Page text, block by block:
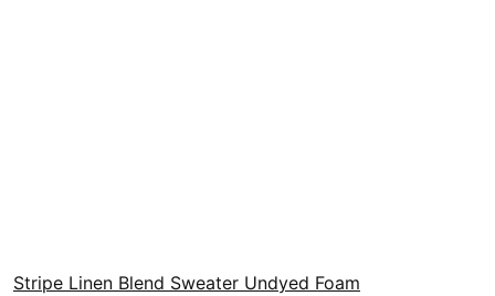
Stripe Linen Blend Sweater Undyed Foam